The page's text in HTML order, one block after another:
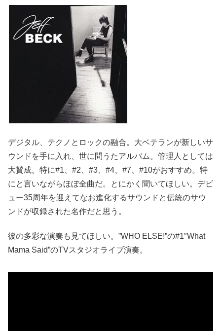
デジタル、テクノとロックの融合。大ベテランが新しいサ
ウンドを手に入れ、世に問うたアルバム。管理人としては
大賛成。特に#1、#2、#3、#4、#7、#10がおすすめ。特
にと言いながらほぼ全曲だ。とにかく聞いてほしい。デビ
ュー35周年を迎えてなお進化するサウンドと伝統のサウ
ンドが収録された名作だと思う。
彼の多彩な演奏も見てほしい。”WHO ELSE!”の#1″What
Mama Said”のTVスタジオライブ演奏。